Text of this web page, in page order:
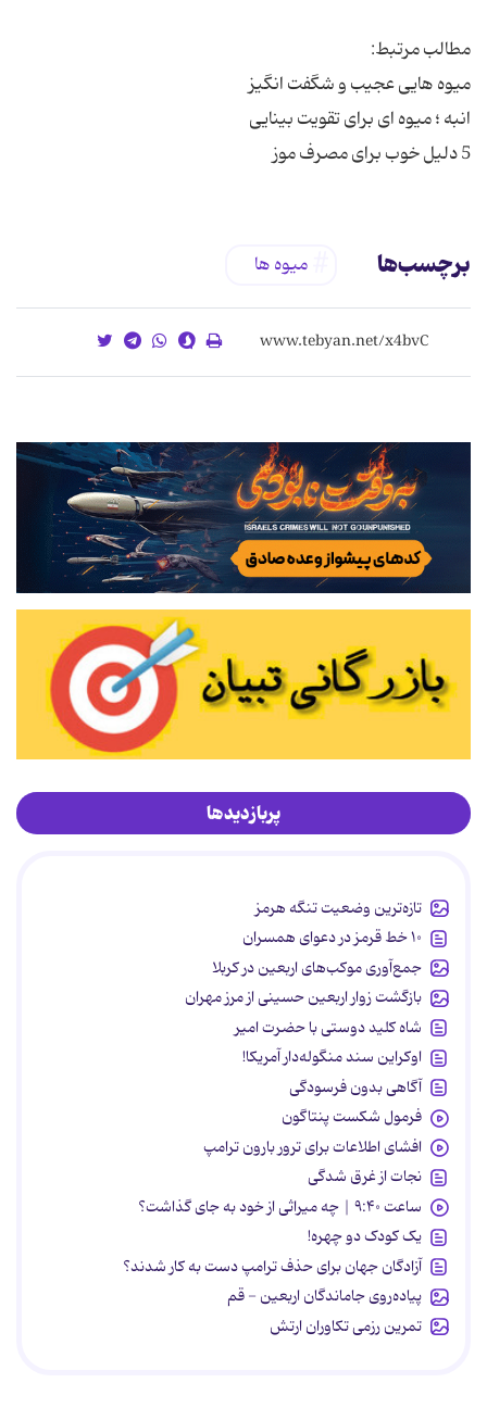
5 دلیل خوب برای مصرف موز
برچسب‌ها ميوه ها
پربازدیدها
تازه‌ترین وضعیت تنگه هرمز
۱۰ خط قرمز در دعوای همسران
جمع‌آوری موکب‌های اربعین در کربلا
بازگشت زوار اربعین حسینی از مرز مهران
شاه کلید دوستی با حضرت امیر
اوکراین سند منگوله‌دار آمریکا!
آگاهی بدون فرسودگی
فرمول شکست پنتاگون
افشای اطلاعات برای ترور بارون ترامپ
نجات از غرق شدگی
ساعت ۹:۴۰ | چه میراثی از خود به جای گذاشت؟
یک کودک دو چهره!
آزادگان جهان برای حذف ترامپ دست به کار شدند؟
پیاده‌روی جاماندگان اربعین - قم
تمرین رزمی تکاوران ارتش